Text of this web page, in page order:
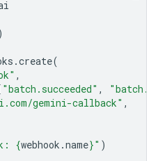
.create(
,
"batch.succeeded" ,
gemini-callback" ,
{webhook .name}" )